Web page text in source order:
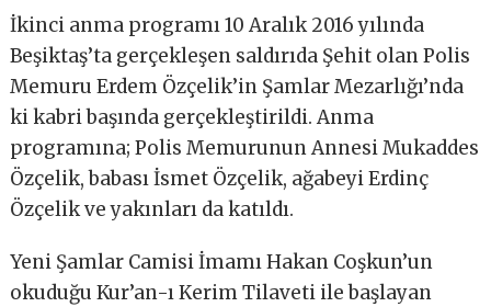
İkinci anma programı 10 Aralık 2016 yılında
Beşiktaş’ta gerçekleşen saldırıda Şehit olan Polis
Memuru Erdem Özçelik’in Şamlar Mezarlığı’nda
ki kabri başında gerçekleştirildi. Anma
programına; Polis Memurunun Annesi Mukaddes
Özçelik, babası İsmet Özçelik, ağabeyi Erdinç
Özçelik ve yakınları da katıldı.
Yeni Şamlar Camisi İmamı Hakan Coşkun’un
okuduğu Kur’an-ı Kerim Tilaveti ile başlayan